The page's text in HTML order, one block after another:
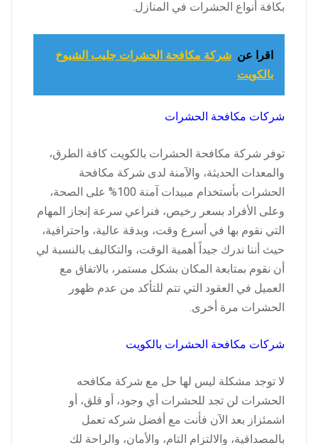
بكافة أنواع الحشرات في المنازل.
اقرا عن شركة مكافحة الحشرات جليب الشيوخ
بالكويت
شركات مكافحة الحشرات
توفر شركة مكافحة الحشرات بالكويت كافة الطرق،
والمعدات الحديثة، والآمنة لدى شركة مكافحة
الحشرات بأستخدام مبيدات آمنة 100% على الصحة،
وعلى الأفراد بسعر رخيص، فنراعي سرعة إنجاز المهام
التي نقوم بها في أسرع وقت، وبدقة عالية، واحترافية،
حيث أننا ندرك جيداً أهمية الوقت، والتكاليف بالنسبة لي
أن نقوم بمتابعة المكان بشكل مستمر، بالاتفاق مع
العميل في العقود التي تتم للتأكد من عدم ظهور
الحشرات مرة أخرى.
شركات مكافحة الحشرات بالكويت
لا توجد مشكلة ليس لها حل مع شركة مكافحه
الحشرات لن تجد للحشرات أي وجود، أو قلق، أو
اشمئزاز بعد الآن فأنت مع أفضل شركه تعمل
بالمصداقية، والالتزام التام، والأمان، والراحة لك